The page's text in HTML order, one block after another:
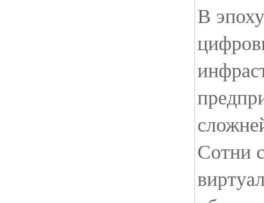
В
Сотни